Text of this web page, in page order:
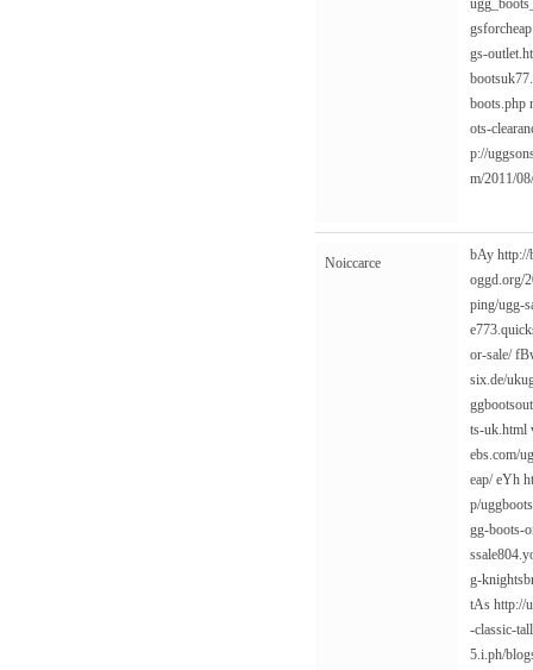
gs-
boots.php
ots-
p://
m/2011/
Noiccarce bAy http://
oggd.org/
ping/ugg-
or-sale/
six.de/
ts-uk.html
ebs.com/
eap/eYh
p/
gg-boots-
g-
tAs http://
-classic-
5.i.ph/